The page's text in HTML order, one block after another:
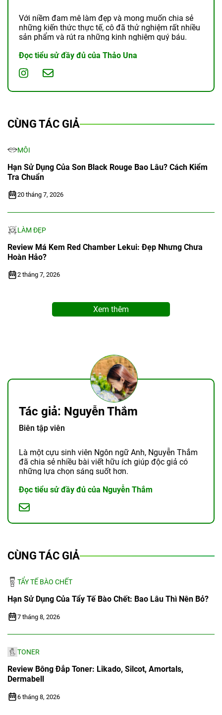
Với niềm đam mê làm đẹp và mong muốn chia sẻ
những kiến thức thực tế, cô đã thử nghiệm rất nhiều
sản phẩm và rút ra những kinh nghiệm quý báu.
Đọc tiểu sử đầy đủ của Thảo Una
CÙNG TÁC GIẢ
MÔI
Hạn Sử Dụng Của Son Black Rouge Bao Lâu? Cách Kiểm
Tra Chuẩn
20 tháng 7, 2026
LÀM ĐẸP
Review Má Kem Red Chamber Lekui: Đẹp Nhưng Chưa
Hoàn Hảo?
2 tháng 7, 2026
Xem thêm
Tác giả: Nguyễn Thắm
Biên tập viên
Là một cựu sinh viên Ngôn ngữ Anh, Nguyễn Thắm
đã chia sẻ nhiều bài viết hữu ích giúp độc giả có
những lựa chọn sáng suốt hơn.
Đọc tiểu sử đầy đủ của Nguyễn Thắm
CÙNG TÁC GIẢ
TẨY TẾ BÀO CHẾT
Hạn Sử Dụng Của Tẩy Tế Bào Chết: Bao Lâu Thì Nên Bỏ?
7 tháng 8, 2026
TONER
Review Bông Đắp Toner: Likado, Silcot, Amortals,
Dermabell
6 tháng 8, 2026